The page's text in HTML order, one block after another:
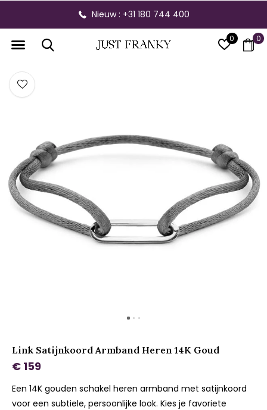
0 0
Nieuw : +31 180 744 400
Link Satijnkoord Armband Heren 14K Goud
€ 159
Een 14K gouden schakel heren armband met satijnkoord
voor een subtiele, persoonlijke look. Kies je favoriete